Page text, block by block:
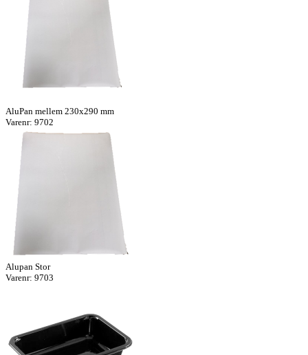
AluPan mellem 230x290 mm
Varenr: 9702
Alupan Stor
Varenr: 9703